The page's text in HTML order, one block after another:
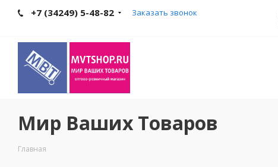
+7 (34249) 5-48-82 Заказать звонок
Мир Ваших Товаров
Главная